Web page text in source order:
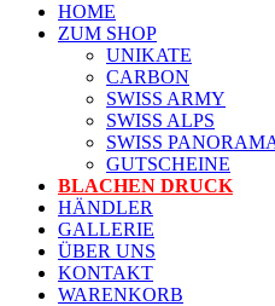
HOME
ZUM SHOP
UNIKATE
CARBON
SWISS ARMY
SWISS ALPS
SWISS
GUTSCHEINE
BLACHEN DRUCK
HÄNDLER
GALLERIE
ÜBER UNS
KONTAKT
WARENKORB